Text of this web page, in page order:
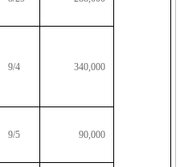
9/4 340,000
9/5 90,000